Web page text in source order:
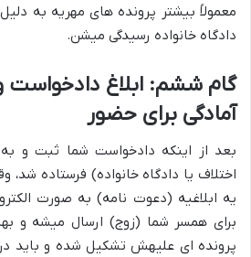
معمولاً بیشتر پرونده های مهریه به دلیل
دادگاه خانواده رسیدگی میشن.
گام ششم: ابلاغ دادخواست
آمادگی برای حضور
بعد از اینکه دادخواست شما ثبت و
اختلاف یا دادگاه خانواده) فرستاده
یه ابلاغیه (دعوت نامه) به صورت
برای همسر شما (زوج) ارسال میشه و
پرونده ای علیهش تشکیل شده و باید